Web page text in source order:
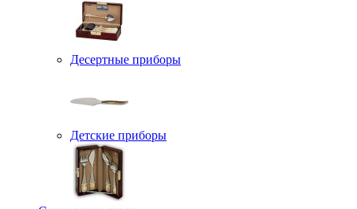
Десертные приборы
Детские приборы